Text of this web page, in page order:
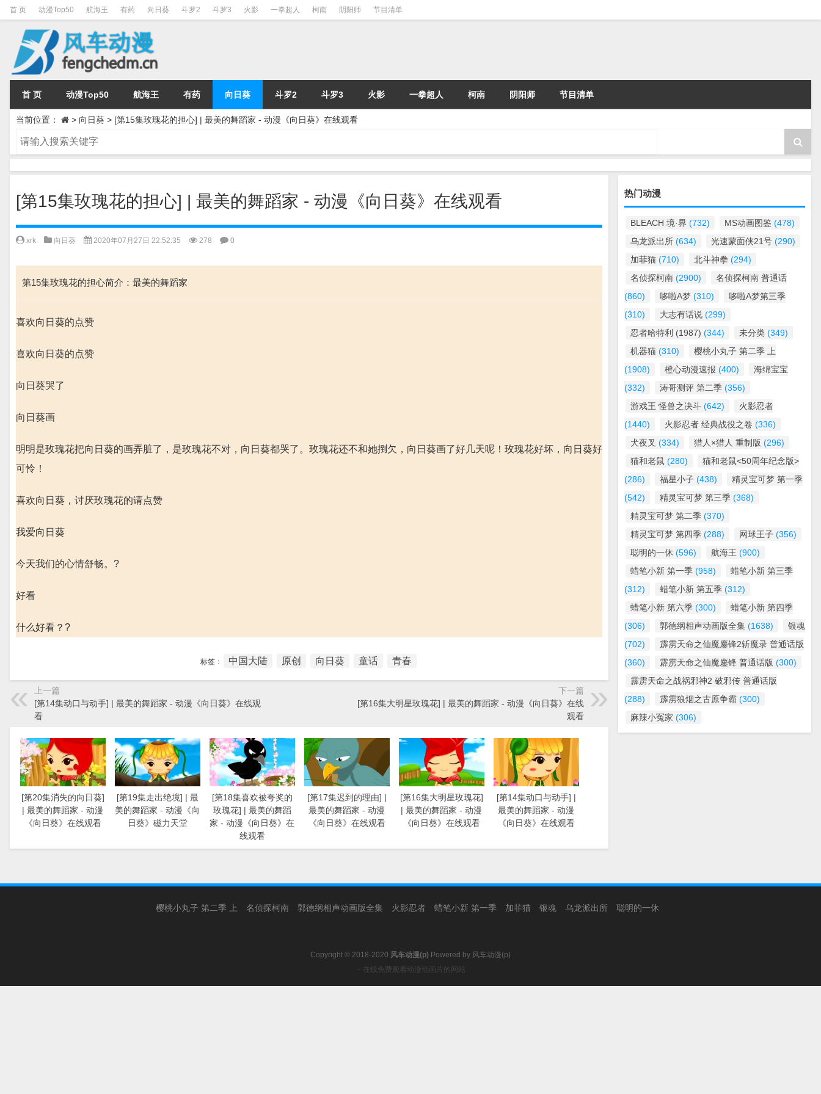
首 页 动漫Top50 航海王 有药 向日葵 斗罗2 斗罗3 火影 一拳超人 柯南 阴阳师 节目清单
首 页 动漫Top50 航海王 有药 向日葵 斗罗2 斗罗3 火影 一拳超人 柯南 阴阳师 节目清单
当前位置： > 向日葵 > [第15集玫瑰花的担心] | 最美的舞蹈家 - 动漫《向日葵》在线观看
[第15集玫瑰花的担心] | 最美的舞蹈家 - 动漫《向日葵》在线观看
xrk 向日葵 2020年07月27日 22:52:35 278 0
第15集玫瑰花的担心简介：最美的舞蹈家
喜欢向日葵的点赞
喜欢向日葵的点赞
向日葵哭了
向日葵画
明明是玫瑰花把向日葵的画弄脏了，是玫瑰花不对，向日葵都哭了。玫瑰花还不和她捯欠，向日葵画了好几天呢！玫瑰花好坏，向日葵好
可怜！
喜欢向日葵，讨厌玫瑰花的请点赞
我爱向日葵
今天我们的心情舒畅。?
好看
什么好看？?
标签： 中国大陆 原创 向日葵 童话 青春
上一篇
[第14集动口与动手] | 最美的舞蹈家 - 动漫《向日葵》在线观
看
下一篇
[第16集大明星玫瑰花] | 最美的舞蹈家 - 动漫《向日葵》在线
观看
[第20集消失的向日葵]
| 最美的舞蹈家 - 动漫
《向日葵》在线观看
[第19集走出绝境] | 最
美的舞蹈家 - 动漫《向
日葵》磁力天堂
[第18集喜欢被夸奖的
玫瑰花] | 最美的舞蹈
家 - 动漫《向日葵》在
线观看
[第17集迟到的理由] |
最美的舞蹈家 - 动漫
《向日葵》在线观看
[第16集大明星玫瑰花]
| 最美的舞蹈家 - 动漫
《向日葵》在线观看
[第14集动口与动手] |
最美的舞蹈家 - 动漫
《向日葵》在线观看
热门动漫
BLEACH 境·界 (732) MS动画图鉴 (478)
乌龙派出所 (634) 光速蒙面侠21号 (290)
加菲猫 (710) 北斗神拳 (294)
名侦探柯南 (2900)
名侦探柯南 普通话
(860)
哆啦A梦 (310)
哆啦A梦第三季
(310)
大志有话说 (299)
忍者哈特利 (1987) (344) 未分类 (349)
机器猫 (310)
樱桃小丸子 第二季 上
(1908)
橙心动漫速报 (400)
海绵宝宝
(332)
涛哥测评 第二季 (356)
游戏王 怪兽之决斗 (642)
火影忍者
(1440)
火影忍者 经典战役之卷 (336)
犬夜叉 (334) 猎人×猎人 重制版 (296)
猫和老鼠 (280)
猫和老鼠<50周年纪念版>
(286)
福星小子 (438)
精灵宝可梦 第一季
(542)
精灵宝可梦 第三季 (368)
精灵宝可梦 第二季 (370)
精灵宝可梦 第四季 (288) 网球王子 (356)
聪明的一休 (596) 航海王 (900)
蜡笔小新 第一季 (958)
蜡笔小新 第三季
(312)
蜡笔小新 第五季 (312)
蜡笔小新 第六季 (300)
蜡笔小新 第四季
(306)
郭德纲相声动画版全集 (1638)
银魂
(702)
霹雳天命之仙魔鏖锋2斩魔录 普通话版
(360)
霹雳天命之仙魔鏖锋 普通话版 (300)
霹雳天命之战祸邪神2 破邪传 普通话版
(288)
霹雳狼烟之古原争霸 (300)
麻辣小冤家 (306)
樱桃小丸子 第二季 上 名侦探柯南 郭德纲相声动画版全集 火影忍者 蜡笔小新 第一季 加菲猫 银魂 乌龙派出所 聪明的一休
Copyright © 2018-2020 风车动漫(p) Powered by 风车动漫(p)
－在线免费观看动漫动画片的网站